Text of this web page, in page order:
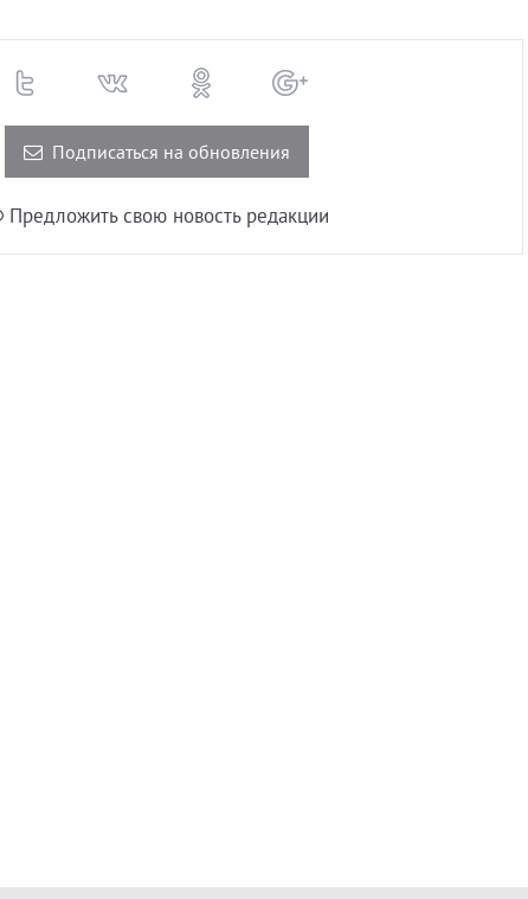
Подписаться на обновления
Предложить свою новость редакции